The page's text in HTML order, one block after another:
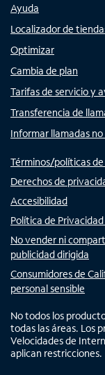
Ayuda
Localizador de
Optimizar
Cambia de plan
Tarifas de servicio y
Transferencia de
Informar llamadas
Términos/políticas
Derechos de
Accesibilidad
Política de
No vender ni
publicidad dirigida
Consumidores de
personal sensible
No todos los
todas las áreas. Los
Velocidades de
aplican restricciones.